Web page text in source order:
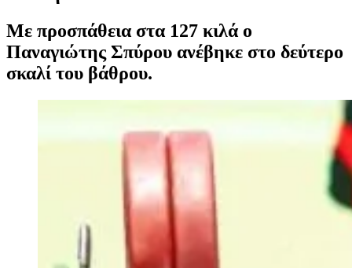
Με προσπάθεια στα 127 κιλά ο
Παναγιώτης Σπύρου ανέβηκε στο δεύτερο
σκαλί του βάθρου.